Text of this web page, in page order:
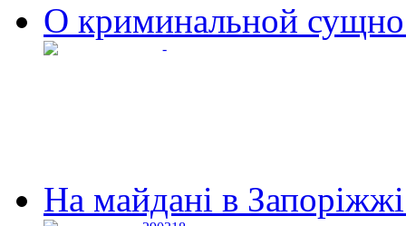
О криминальной
На майдані в